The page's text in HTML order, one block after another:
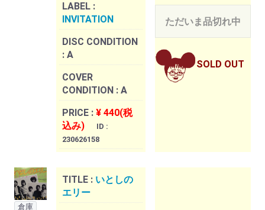
LABEL :
INVITATION
DISC CONDITION
: A
COVER
CONDITION : A
PRICE : ¥ 440(税
込み)
ID :
230626158
ただいま品切れ中
SOLD OUT
倉庫
TITLE : いとしの
エリー